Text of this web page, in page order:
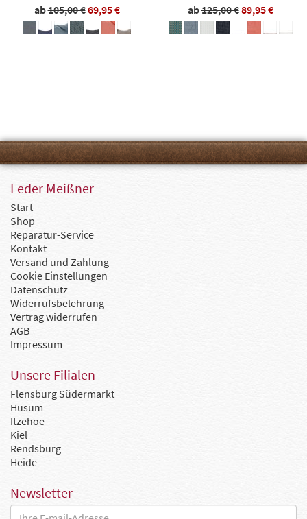
ab105,00 €69,95 €
ab125,00 €89,95 €
Leder Meißner
Start
Shop
Reparatur-Service
Kontakt
Versand und Zahlung
Cookie Einstellungen
Datenschutz
Widerrufsbelehrung
Vertrag widerrufen
AGB
Impressum
Unsere Filialen
Flensburg Südermarkt
Husum
Itzehoe
Kiel
Rendsburg
Heide
Newsletter